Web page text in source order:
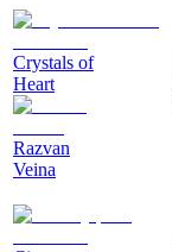
Crystals of
Heart
Razvan
Veina